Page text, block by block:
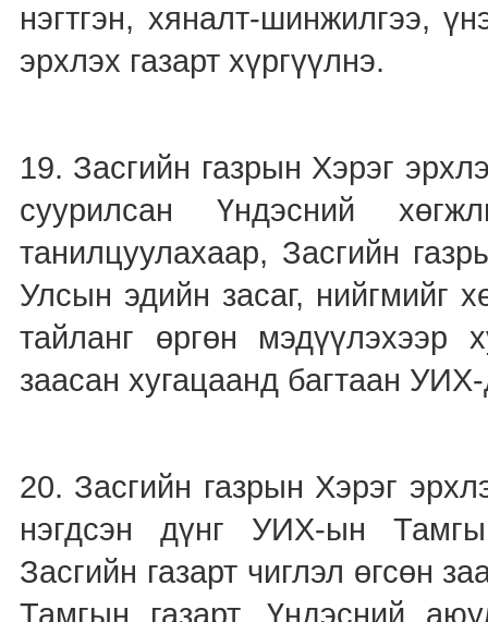
нэгтгэн, хяналт-шинжилгээ,
эрхлэх газарт хүргүүлнэ.
19. Засгийн газрын Хэрэг
суурилсан Үндэсний
танилцуулахаар, Засгийн
Улсын эдийн засаг, нийгмийг
тайланг өргөн мэдүүлэхээр
заасан хугацаанд багтаан
20. Засгийн газрын Хэрэг
нэгдсэн дүнг УИХ-ын
Засгийн газарт чиглэл өгсөн
Тамгын газарт, Үндэсний